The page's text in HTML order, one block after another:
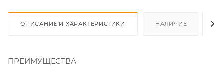
ОПИСАНИЕ И ХАРАКТЕРИСТИКИ НАЛИЧИЕ
ПРЕИМУЩЕСТВА